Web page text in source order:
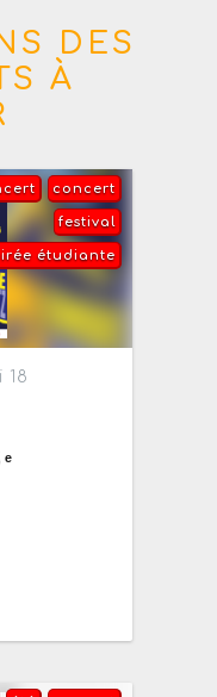
DES
À
concert
festival
étudiante
18